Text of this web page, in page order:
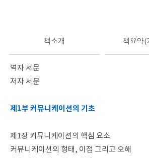
책소개 책요약(
역자 서문
저자 서문
제1부 커뮤니케이션의 기초
제1장 커뮤니케이션의 핵심 요소
커뮤니케이션의 형태, 이점 그리고 오해